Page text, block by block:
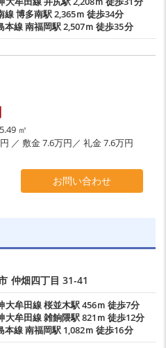
線博多南駅2,365ｍ 徒歩34分
本線南福岡駅2,507ｍ 徒歩35分
㎡
／ 敷金 7.6万円／ 礼金 7.6万円
お問い合わせ
仲畑四丁目 31-41
大牟田線桜並木駅456ｍ 徒歩7分
大牟田線雑餉隈駅821ｍ 徒歩12分
本線南福岡駅1,082ｍ 徒歩16分